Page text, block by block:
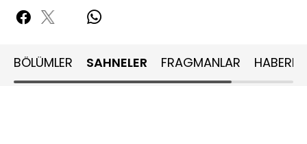
BÖLÜMLER SAHNELER FRAGMANLAR